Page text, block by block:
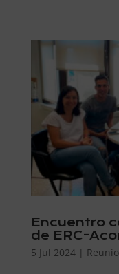
Encuentro
de ERC-
5 Jul 2024|